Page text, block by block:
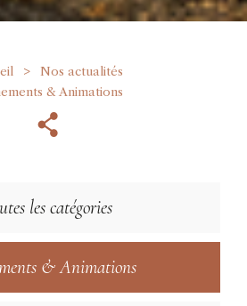
Nos actualités
& Animations
les catégories
& Animations